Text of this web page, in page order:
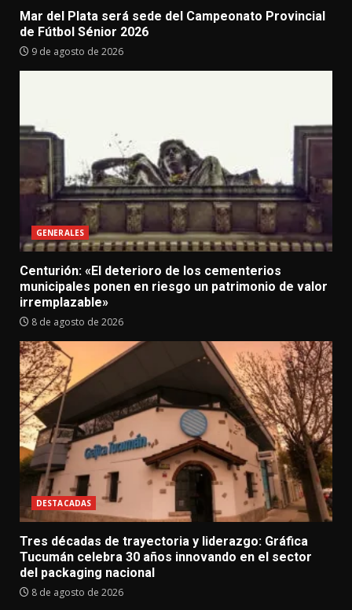
Mar del Plata será sede del Campeonato Provincial
de Fútbol Sénior 2026
9 de agosto de 2026
GENERALES
Centurión: «El deterioro de los cementerios
municipales ponen en riesgo un patrimonio de valor
irremplazable»
8 de agosto de 2026
DESTACADAS
Tres décadas de trayectoria y liderazgo: Gráfica
Tucumán celebra 30 años innovando en el sector
del packaging nacional
8 de agosto de 2026